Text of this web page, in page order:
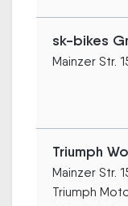
sk-bikes
Mainzer Str.
Triumph
Mainzer Str.
Triumph